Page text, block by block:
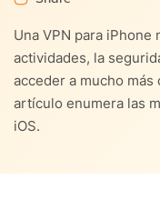
Una VPN para iPhone
actividades, la
acceder a mucho
artículo enumera las
iOS.
3.6. Tabla
7.2. 2. Rendimiento y
7.3. 3. Red de
8. Preparando una VPN
8.1. Configuración
8.2. Con una
9. Conectando varios
10.